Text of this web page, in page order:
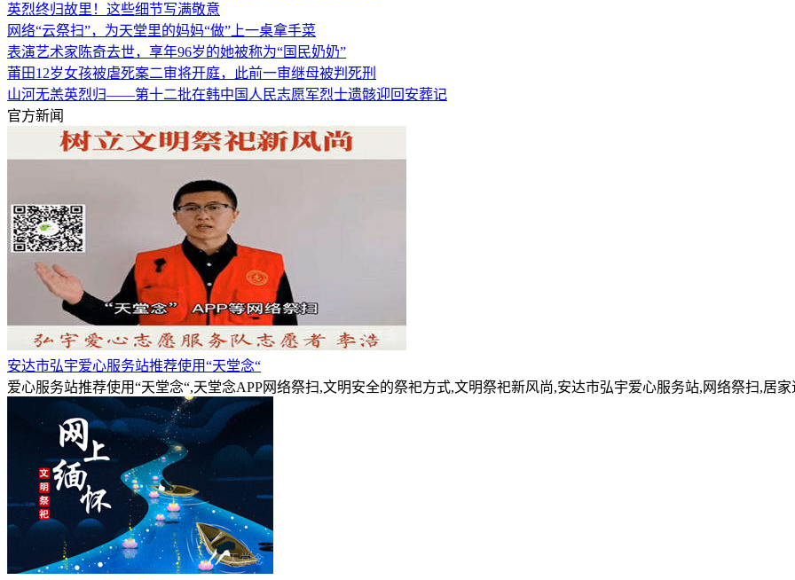
英烈终归故里！这些细节写满敬意
网络“云祭扫”，为天堂里的妈妈“做”上一桌拿手菜
表演艺术家陈奇去世，享年96岁的她被称为“国民奶奶”
莆田12岁女孩被虐死案二审将开庭，此前一审继母被判死刑
山河无恙英烈归——第十二批在韩中国人民志愿军烈士遗骸迎回安葬记
官方新闻
安达市弘宇爱心服务站推荐使用“天堂念“
爱心服务站推荐使用“天堂念“,天堂念APP网络祭扫,文明安全的祭祀方式,文明祭祀新风尚,安达市弘宇爱心服务站,网络祭扫,居